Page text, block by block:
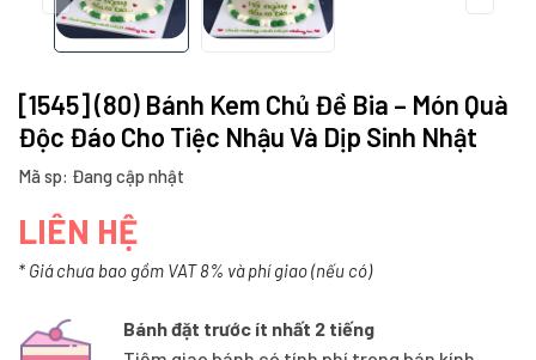
[1545] (80) Bánh Kem Chủ Đề Bia – Món Quà
Độc Đáo Cho Tiệc Nhậu Và Dịp Sinh Nhật
Mã sp: Đang cập nhật
LIÊN HỆ
* Giá chưa bao gồm VAT 8% và phí giao (nếu có)
Bánh đặt trước ít nhất 2 tiếng